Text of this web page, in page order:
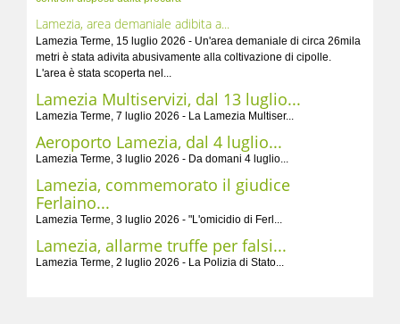
Lamezia, area demaniale adibita a...
Lamezia Terme, 15 luglio 2026 - Un'area demaniale di circa 26mila
metri è stata adivita abusivamente alla coltivazione di cipolle.
L'area è stata scoperta nel...
Lamezia Multiservizi, dal 13 luglio...
Lamezia Terme, 7 luglio 2026 - La Lamezia Multiser...
Aeroporto Lamezia, dal 4 luglio...
Lamezia Terme, 3 luglio 2026 - Da domani 4 luglio...
Lamezia, commemorato il giudice
Ferlaino...
Lamezia Terme, 3 luglio 2026 - "L'omicidio di Ferl...
Lamezia, allarme truffe per falsi...
Lamezia Terme, 2 luglio 2026 - La Polizia di Stato...